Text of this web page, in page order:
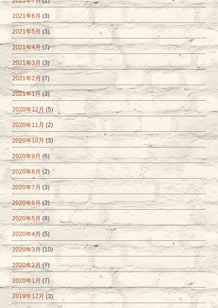
2021年6月 (3)
2021年5月 (3)
2021年4月(7)
2021年3月 (3)
2021年2月(7)
2021年1月(3)
2020年12月 (5)
2020年11月 (2)
2020年10月(3)
2020年9月 (6)
2020年8月(2)
2020年7月 (3)
2020年6月(3)
2020年5月 (8)
2020年4月(5)
2020年3月 (10)
2020年2月(7)
2020年1月 (7)
2019年12月 (3)